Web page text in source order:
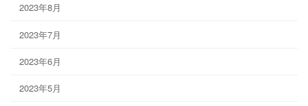
2023年8月
2023年7月
2023年6月
2023年5月